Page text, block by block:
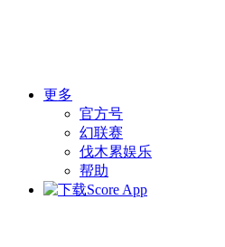
更多
官方号
幻联赛
伐木累娱乐
帮助